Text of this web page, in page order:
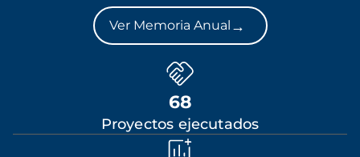
Ver Memoria Anual →
68
Proyectos ejecutados